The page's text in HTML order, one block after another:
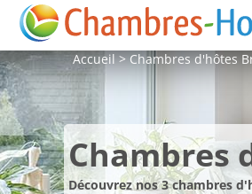
Accueil>Chambres d'hôtes
Chambres
Découvrez nos 3 chambres